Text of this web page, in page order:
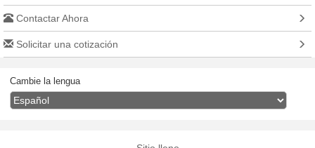
Contactar Ahora
Solicitar una cotización
Cambie la lengua